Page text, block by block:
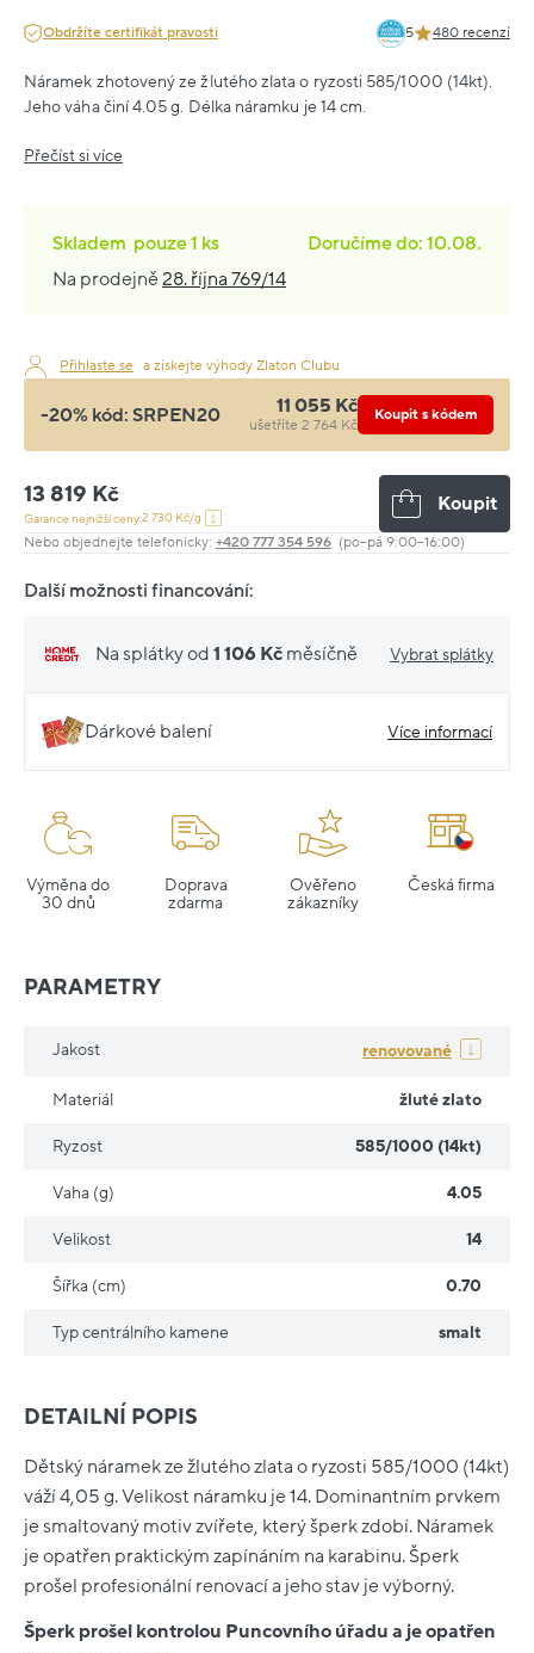
Obdržíte certifikát pravosti 5 480 recenzí
Náramek zhotovený ze žlutého zlata o ryzosti 585/1000 (14kt).
Jeho váha činí 4.05 g. Délka náramku je 14 cm.
Přečíst si více
Skladem pouze1 ks
Doručíme do: 10.08.
Na prodejně28. října 769/14
Přihlaste se a získejte výhody Zlaton Clubu
-20% kód: SRPEN20 11 055 Kč
ušetříte 2 764 Kč
Koupit s kódem
13 819 Kč
Garance nejnižší ceny:2 730 Kč/g
Koupit
Nebo objednejte telefonicky: +420 777 354 596 (po–pá 9:00–16:00)
Další možnosti financování:
Na splátky od 1 106 Kč měsíčně Vybrat splátky
Dárkové balení Více informací
Výměna do
30 dnů
Doprava
zdarma
Ověřeno
zákazníky
Česká firma
DETAILNÍ POPIS
Dětský náramek ze žlutého zlata o ryzosti 585/1000 (14kt)
váží 4,05 g. Velikost náramku je 14. Dominantním prvkem
je smaltovaný motiv zvířete, který šperk zdobí. Náramek
je opatřen praktickým zapínáním na karabinu. Šperk
prošel profesionální renovací a jeho stav je výborný.
Šperk prošel kontrolou Puncovního úřadu a je opatřen
PARAMETRY
Jakost renovované
Materiál žluté zlato
Ryzost 585/1000 (14kt)
Vaha (g) 4.05
Velikost 14
Šířka (cm) 0.70
Typ centrálního kamene smalt